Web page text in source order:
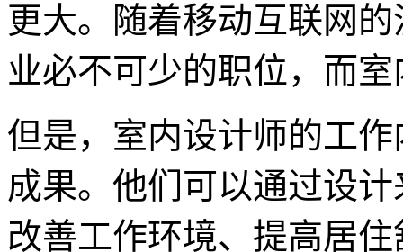
更大。随着移动互联网
业必不可少的职位，而
但是，室内设计师的工
成果。他们可以通过设
改善工作环境、提高居